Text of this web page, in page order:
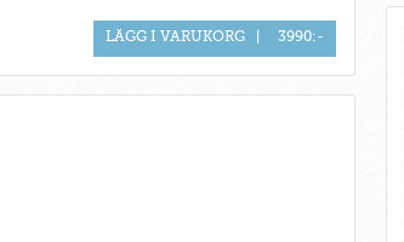
LÄGG I VARUKORG 3990:-